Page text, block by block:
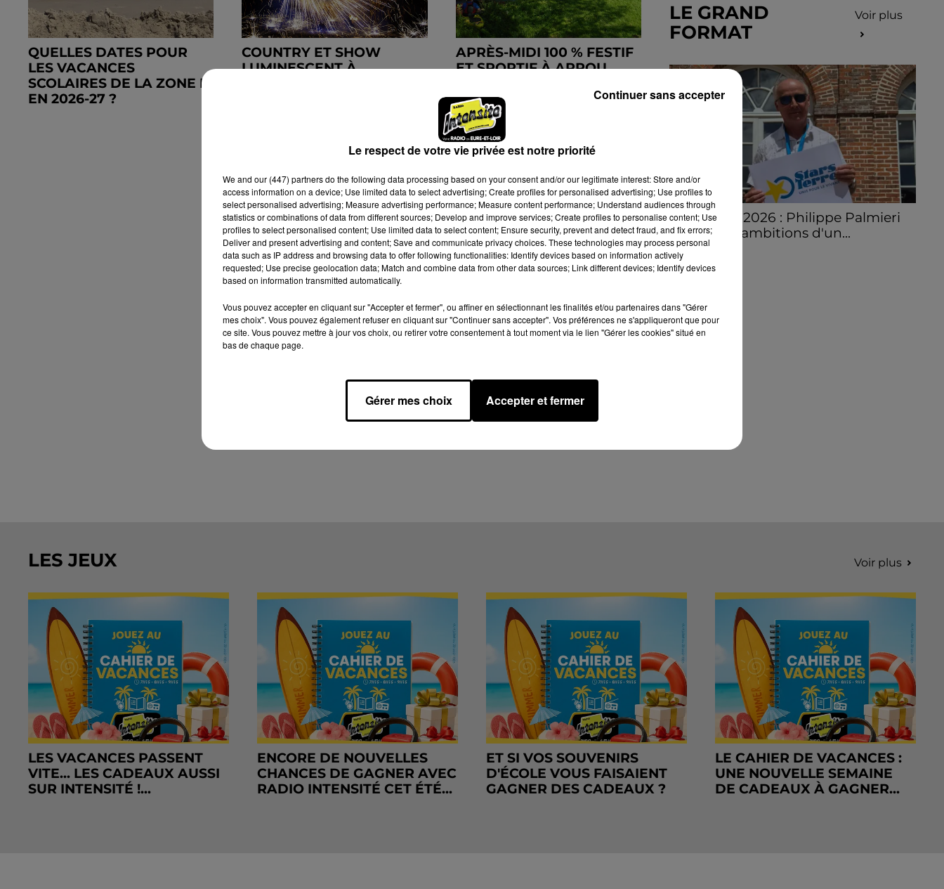
QUELLES DATES POUR
LES VACANCES
SCOLAIRES DE LA ZONE B
EN 2026-27 ?
COUNTRY ET SHOW
LUMINESCENT À
APRÈS-MIDI 100 % FESTIF
ET SPORTIF À ARROU
LE GRAND
FORMAT
Voir plus
Stars'Terre 2026 : Philippe Palmieri
dévoile les ambitions d'un...
À quelques semaines de la première
édition de Stars'Terre, organisée du 18 au 20
LES JEUX Voir plus
LES VACANCES PASSENT
VITE... LES CADEAUX AUSSI
SUR INTENSITÉ !...
ENCORE DE NOUVELLES
CHANCES DE GAGNER AVEC
RADIO INTENSITÉ CET ÉTÉ...
ET SI VOS SOUVENIRS
D'ÉCOLE VOUS FAISAIENT
GAGNER DES CADEAUX ?
LE CAHIER DE VACANCES :
UNE NOUVELLE SEMAINE
DE CADEAUX À GAGNER...
Le respect de votre vie privée est notre priorité
We and our (447) partnersdo the following data processing based on your consent and/or our legitimate interest: Store and/or
access information on a device; Use limited data to select advertising; Create profiles for personalised advertising; Use profiles to
select personalised advertising; Measure advertising performance; Measure content performance; Understand audiences through
statistics or combinations of data from different sources; Develop and improve services; Create profiles to personalise content; Use
profiles to select personalised content; Use limited data to select content; Ensure security, prevent and detect fraud, and fix errors;
Deliver and present advertising and content; Save and communicate privacy choices. These technologies may process personal
data such as IP address and browsing data to offer following functionalities: Identify devices based on information actively
requested; Use precise geolocation data; Match and combine data from other data sources; Link different devices; Identify devices
based on information transmitted automatically.
Vous pouvez accepter en cliquant sur "Accepter et fermer", ou affiner en sélectionnant les finalités et/ou partenaires dans "Gérer
mes choix". Vous pouvez également refuser en cliquant sur "Continuer sans accepter". Vos préférences ne s'appliqueront que pour
ce site. Vous pouvez mettre à jour vos choix, ou retirer votre consentement à tout moment via le lien "Gérer les cookies" situé en
bas de chaque page.
Gérer mes choix Accepter et fermer
Continuer sans accepter